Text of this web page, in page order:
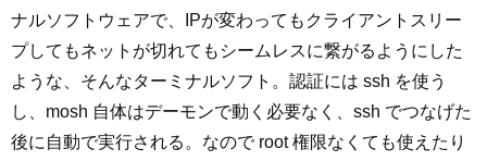
ナルソフトウェアで、IPが変わってもクライアントスリー
プしてもネットが切れてもシームレスに繋がるようにした
ような、そんなターミナルソフト。認証には ssh を使う
し、mosh 自体はデーモンで動く必要なく、ssh でつなげた
後に自動で実行される。なので root 権限なくても使えたり